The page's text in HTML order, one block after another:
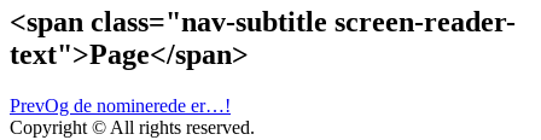
<span class="nav-subtitle screen-reader-
text">Page</span>
PrevOg de nominerede er…!
Copyright © All rights reserved.